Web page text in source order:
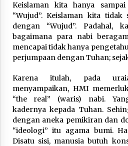
Keislaman kita hanya
“Wujud”. Keislaman kita
dengan “Wujud”. Padahal,
bagaimana para nabi
mencapai tidak hanya
perjumpaan dengan Tuhan;
Karena itulah, pada
menyampaikan, HMI
“the real” (waris) nabi.
kadernya kepada Tuhan.
dengan aneka pemikiran dan
“ideologi” itu agama bumi.
Disatu sisi, manusia butuh